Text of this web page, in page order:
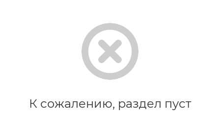
К сожалению, раздел пуст